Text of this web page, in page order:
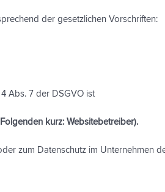
der gesetzlichen Vorschriften:
Abs. 7 der DSGVO ist
kurz: Websitebetreiber).
zum Datenschutz im Unternehmen